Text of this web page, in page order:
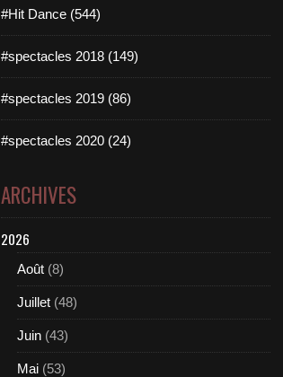
#Hit Dance (544)
#spectacles 2018 (149)
#spectacles 2019 (86)
#spectacles 2020 (24)
ARCHIVES
2026
Août (8)
Juillet (48)
Juin (43)
Mai (53)